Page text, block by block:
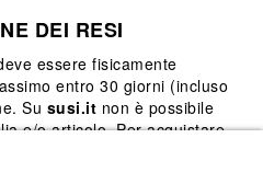
DEI RESI
essere fisicamente
entro 30 giorni (incluso
Su susi.it non è possibile
e/o articolo. Per acquistare